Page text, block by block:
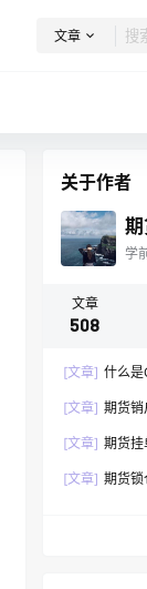
文章
关于作者
学
文章
508
[文章] 什么是
[文章] 期货销
[文章] 期货挂
[文章] 期货锁